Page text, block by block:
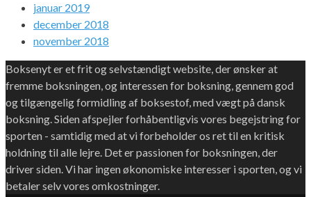
januar 2019
december 2018
november 2018
Boksenyt er et frit og selvstændigt website, der ønsker at
fremme boksningen, og interessen for boksning, gennem god
og tilgængelig formidling af boksestof, med vægt på dansk
boksning. Siden afspejler forhåbentligvis vores begejstring for
sporten - samtidig med at vi forbeholder os ret til en kritisk
holdning til alle lejre. Det er passionen for boksningen, der
driver siden. Vi har ingen økonomiske interesser i sporten, og vi
betaler selv vores omkostninger.